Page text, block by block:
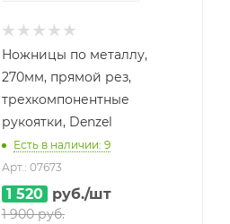
Ножницы по металлу,
270мм, прямой рез,
трехкомпонентные
рукоятки, Denzel
Есть в наличии: 9
Арт.: 07673
1 520 руб./шт
1 900руб.